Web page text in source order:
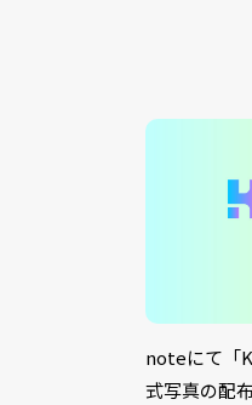
noteにて「
式写真の配